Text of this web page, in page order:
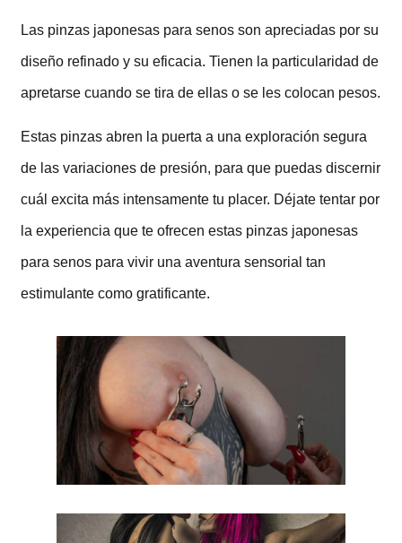
Las pinzas japonesas para senos son apreciadas por su
diseño refinado y su eficacia. Tienen la particularidad de
apretarse cuando se tira de ellas o se les colocan pesos.
Estas pinzas abren la puerta a una exploración segura
de las variaciones de presión, para que puedas discernir
cuál excita más intensamente tu placer. Déjate tentar por
la experiencia que te ofrecen estas pinzas japonesas
para senos para vivir una aventura sensorial tan
estimulante como gratificante.